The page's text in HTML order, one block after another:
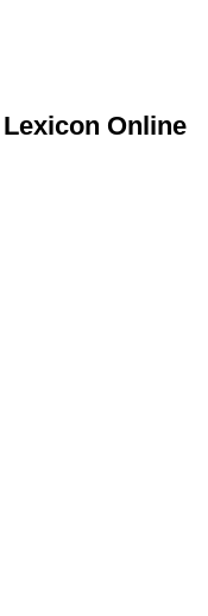
Online